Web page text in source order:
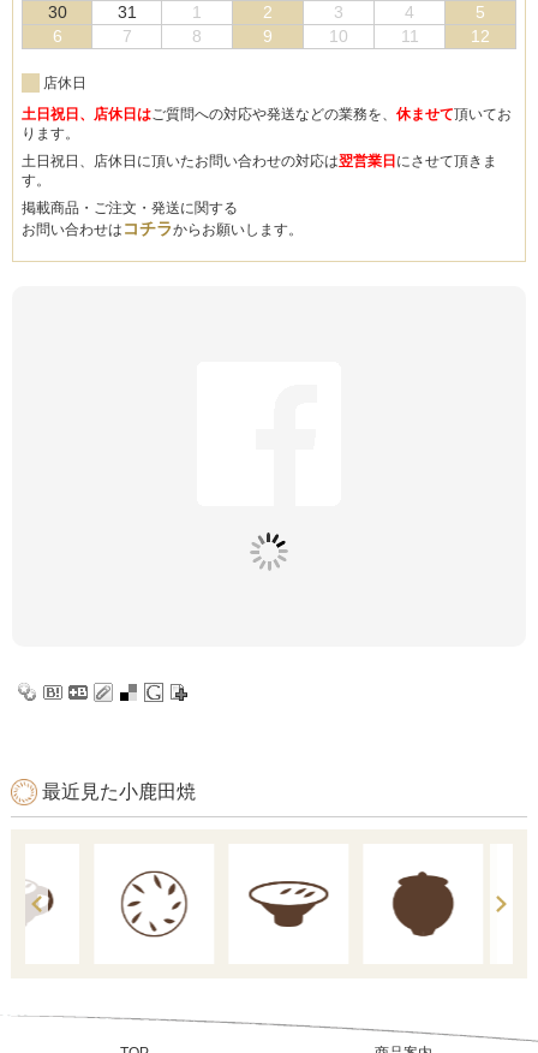
30
31 1 2 3 4
5
6
7 8 9 10 11 12
店休日
土日祝日、店休日はご質問への対応や発送などの業務を、 休ませて頂いてお
ります。
土日祝日、店休日に頂いたお問い合わせの対応は翌営業日 にさせて頂きま
す。
掲載商品・ご注文・発送に関する
お問い合わせは コチラからお願いします。
最近見た小鹿田焼